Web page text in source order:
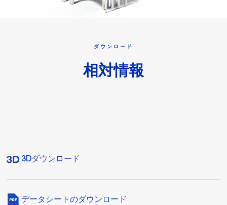
ダウンロード
相対情報
3Dダウンロード
データシートのダウンロード